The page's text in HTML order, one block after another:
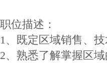
职位描述：
1、既定区域销售、技
2、熟悉了解掌握区